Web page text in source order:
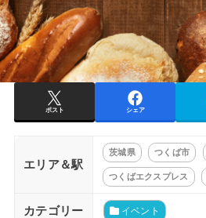
ポスト シェア
エリア＆駅
茨城県 つくば市
つくばエクスプレス
カテゴリー イベント